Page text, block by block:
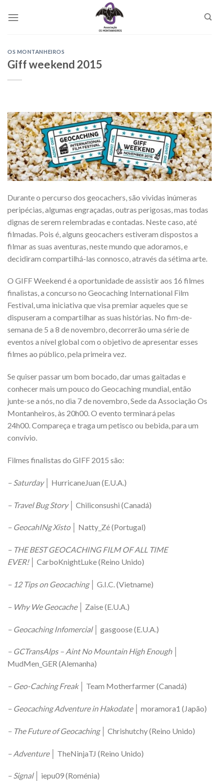
OS MONTANHEIROS
Giff weekend 2015
Durante o percurso dos geocachers, são vividas inúmeras
peripécias, algumas engraçadas, outras perigosas, mas todas
dignas de serem relembradas e contadas. Neste caso, até
filmadas. Pois é, alguns geocachers estiveram dispostos a
filmar as suas aventuras, neste mundo que adoramos, e
decidiram compartilhá-las connosco, através da sétima arte.
O GIFF Weekend é a oportunidade de assistir aos 16 filmes
finalistas, a concurso no Geocaching International Film
Festival, uma iniciativa que visa premiar aqueles que se
dispuseram a compartilhar as suas histórias. No fim-de-
semana de 5 a 8 de novembro, decorrerão uma série de
eventos a nível global com o objetivo de apresentar esses
filmes ao público, pela primeira vez.
Se quiser passar um bom bocado, dar umas gaitadas e
conhecer mais um pouco do Geocaching mundial, então
junte-se a nós, no dia 7 de novembro, Sede da Associação Os
Montanheiros, às 20h00. O evento terminará pelas
24h00. Compareça e traga um petisco ou bebida, para um
convívio.
Filmes finalistas do GIFF 2015 são:
– Saturday│ HurricaneJuan (E.U.A.)
– Travel Bug Story│ Chiliconsushi (Canadá)
– GeocahINg Xisto│ Natty_Zé (Portugal)
– THE BEST GEOCACHING FILM OF ALL TIME
EVER!│ CarboKnightLuke (Reino Unido)
– 12 Tips on Geocaching│ G.I.C. (Vietname)
– Why We Geocache│ Zaise (E.U.A.)
– Geocaching Infomercial│ gasgoose (E.U.A.)
– GCTransAlps – Aint No Mountain High Enough│
MudMen_GER (Alemanha)
– Geo-Caching Freak│ Team Motherfarmer (Canadá)
– Geocaching Adventure in Hakodate│ moramora1 (Japão)
– The Future of Geocaching│ Chrishutchy (Reino Unido)
– Adventure│ TheNinjaTJ (Reino Unido)
– Signal│ iepu09 (Roménia)